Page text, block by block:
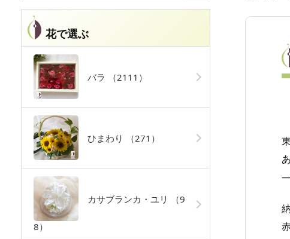
花で選ぶ
バラ （2111）
ひまわり （271）
カサブランカ・ユリ （9
8）